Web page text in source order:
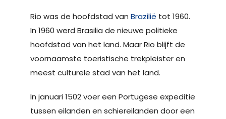
Rio was de hoofdstad van Brazilië tot 1960.
In 1960 werd Brasilia de nieuwe politieke
hoofdstad van het land. Maar Rio blijft de
voornaamste toeristische trekpleister en
meest culturele stad van het land.
In januari 1502 voer een Portugese expeditie
tussen eilanden en schiereilanden door een